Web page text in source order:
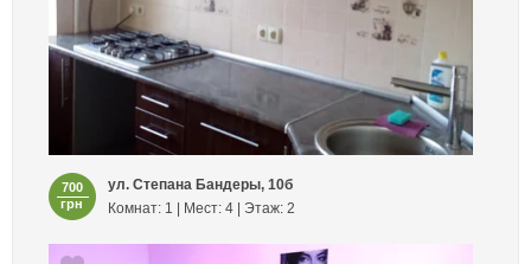
700
грн
ул. Степана Бандеры, 10б
Комнат: 1 | Мест: 4 | Этаж: 2